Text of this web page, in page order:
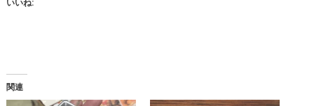
いいね:
関連